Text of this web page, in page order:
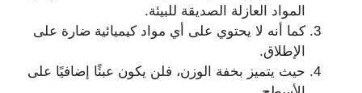
المواد العازلة الصديقة للبيئة.
كما أنه لا يحتوي على أي مواد كيميائية ضارة على
الإطلاق.
حيث يتميز بخفة الوزن، فلن يكون عبئًا إضافيًا على